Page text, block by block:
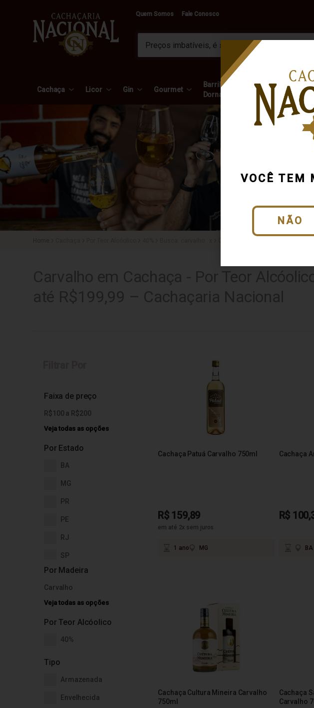
VOCÊ TEM
NÃO
Quem Somos Fale Conosco
Cachaça Licor Gin Gourmet
Barril e
Dorna
Acessórios
Carvalho em Cachaça - Por Teor
Por Estado
BA
MG
PR
PE
RJ
SP
Por Madeira
Carvalho
Veja todas as opções
Por Teor Alcóolico
40%
Tipo
Armazenada
Envelhecida
Faixa de preço
R$100 a R$200
Veja todas as opções
Cachaça Patuá Carvalho 750ml
R$ 159,89
em até 2x sem juros
1 ano MG
Cachaça
R$
BA
Cachaça Cultura Mineira Carvalho
750ml
Cachaça
Carvalho